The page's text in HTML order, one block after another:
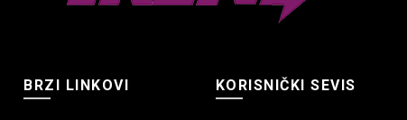
BRZI LINKOVI KORISNIČKI SEVIS